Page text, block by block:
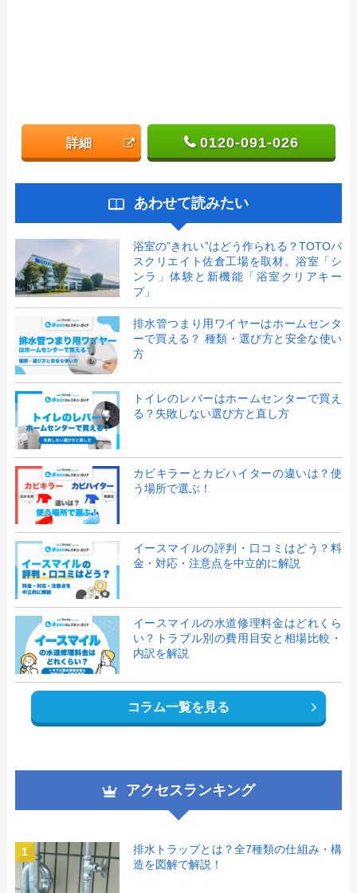
詳細 0120-091-026
あわせて読みたい
浴室の”きれい”はどう作られる？TOTOバ
スクリエイト佐倉工場を取材。浴室「シ
ンラ」体験と新機能「浴室クリアキー
プ」
排水管つまり用ワイヤーはホームセンタ
ーで買える？ 種類・選び方と安全な使い
方
トイレのレバーはホームセンターで買え
る？失敗しない選び方と直し方
カビキラーとカビハイターの違いは？使
う場所で選ぶ！
イースマイルの評判・口コミはどう？料
金・対応・注意点を中立的に解説
イースマイルの水道修理料金はどれくら
い？トラブル別の費用目安と相場比較・
内訳を解説
コラム一覧を見る
アクセスランキング
1
排水トラップとは？全7種類の仕組み・構
造を図解で解説！